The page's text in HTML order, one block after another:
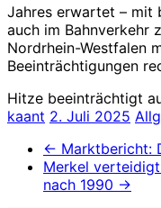
Jahres erwartet – mit
auch im Bahnverkehr
Nordrhein-Westfalen
Beeinträchtigungen
Hitze beeinträchtigt
kaant 2. Juli 2025
← Marktbericht:
Merkel
nach 1990 →